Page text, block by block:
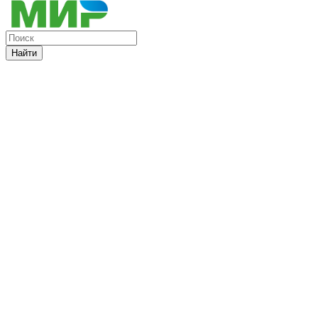
Найти